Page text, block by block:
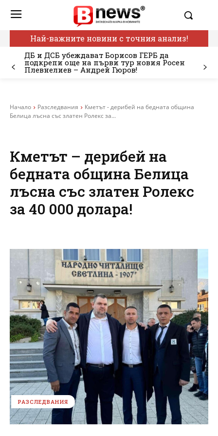
Най-важните новини с точния анализ!
ДБ и ДСБ убеждават Борисов ГЕРБ да
подкрепи още на първи тур новия Росен
Плевнелиев – Андрей Гюров!
Начало Разследвания
Кметът - дерибей на бедната община
Белица лъсна със златен Ролекс за...
Кметът – дерибей на
бедната община Белица
лъсна със златен Ролекс
за 40 000 долара!
РАЗСЛЕДВАНИЯ